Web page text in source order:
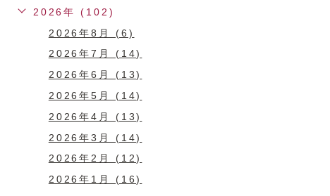
2026年 (102)
2026年8月 (6)
2026年7月 (14)
2026年6月 (13)
2026年5月 (14)
2026年4月 (13)
2026年3月 (14)
2026年2月 (12)
2026年1月 (16)